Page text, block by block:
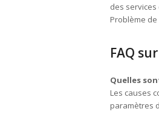
des
Problème de
FAQ
Quelles
Les causes
paramètres